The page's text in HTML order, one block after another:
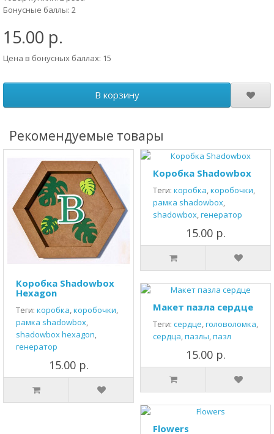
Бонусные баллы: 2
15.00 р.
Цена в бонусных баллах: 15
В корзину
Рекомендуемые товары
Коробка Shadowbox
Hexagon
Теги: коробка,коробочки,
рамка shadowbox,
shadowbox hexagon,
генератор
15.00 р.
Коробка Shadowbox
Теги: коробка,коробочки,
рамка shadowbox,
shadowbox,генератор
15.00 р.
Макет пазла сердце
Теги: сердце,головоломка,
сердца,пазлы,пазл
15.00 р.
Flowers